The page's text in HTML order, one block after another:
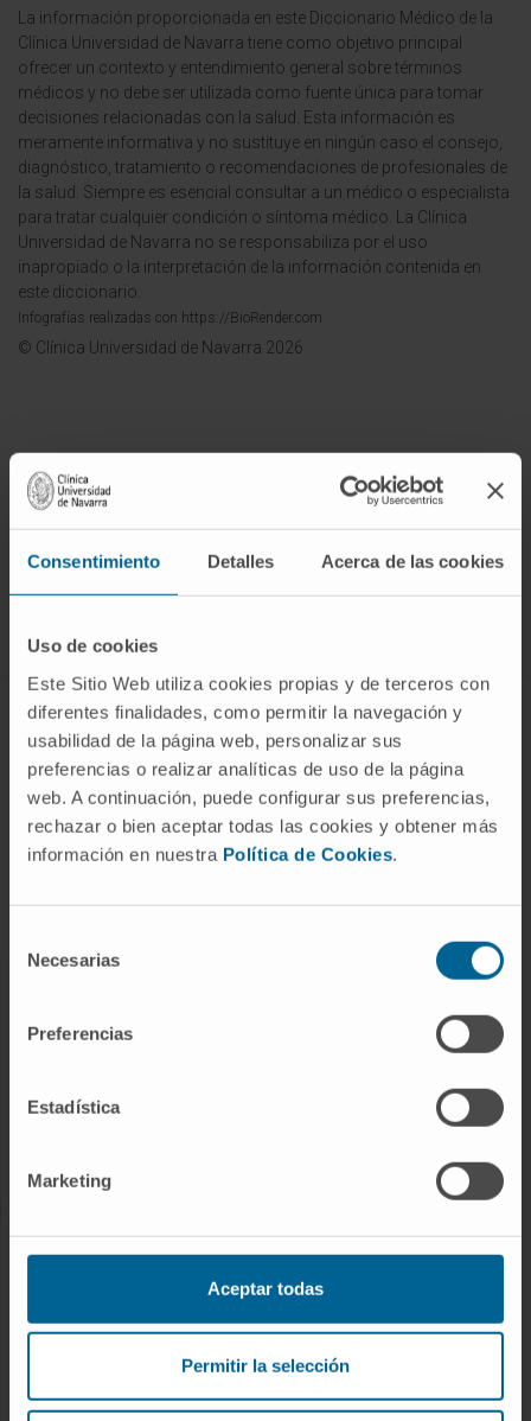
Consentimiento Detalles Acerca de las cookies
Uso de cookies
Este Sitio Web utiliza cookies propias y de terceros con
diferentes finalidades, como permitir la navegación y
usabilidad de la página web, personalizar sus
preferencias o realizar analíticas de uso de la página
web. A continuación, puede configurar sus preferencias,
rechazar o bien aceptar todas las cookies y obtener más
información en nuestra Política de Cookies.
Necesarias
Preferencias
Estadística
Marketing
Aceptar todas
Permitir la selección
La información proporcionada en este Diccionario Médico de la
Clínica Universidad de Navarra tiene como objetivo principal
ofrecer un contexto y entendimiento general sobre términos
médicos y no debe ser utilizada como fuente única para tomar
decisiones relacionadas con la salud. Esta información es
meramente informativa y no sustituye en ningún caso el consejo,
diagnóstico, tratamiento o recomendaciones de profesionales de
la salud. Siempre es esencial consultar a un médico o especialista
para tratar cualquier condición o síntoma médico. La Clínica
Universidad de Navarra no se responsabiliza por el uso
inapropiado o la interpretación de la información contenida en
este diccionario.
Infografías realizadas con https://BioRender.com
© Clínica Universidad de Navarra 2026
SUSCRIBIRSE
ENFERMEDADES Y TRATAMIENTOS
Enfermedades
Pruebas diagnósticas
Tratamientos
Docencia y formación
Residentes y Unidades Docentes
Área para profesionales